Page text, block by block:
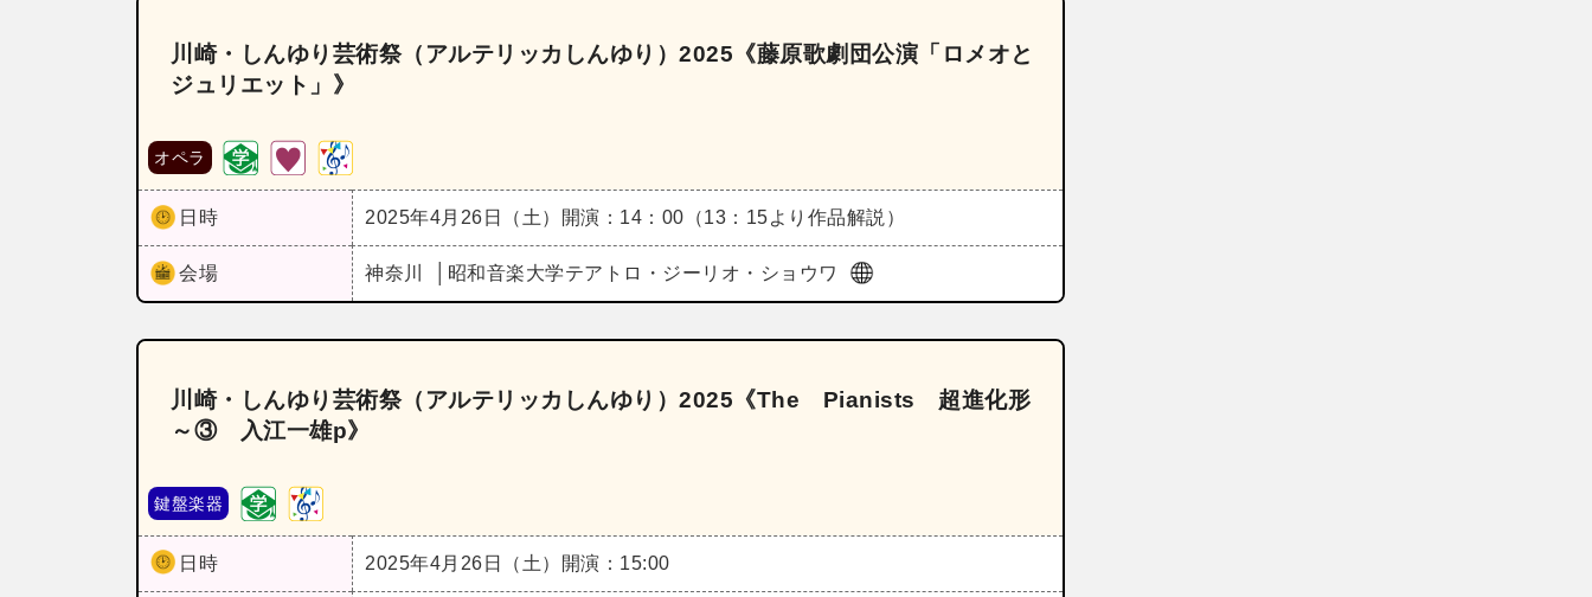
川崎・しんゆり芸術祭（アルテリッカしんゆり）2025《藤原歌劇団公演「ロメオと
ジュリエット」》
オペラ
日時 2025年4月26日（土） 開演：14：00（13：15より作品解説）
会場 神奈川 昭和音楽大学テアトロ・ジーリオ・ショウワ
川崎・しんゆり芸術祭（アルテリッカしんゆり）2025《The Pianists 超進化形
～③ 入江一雄p》
鍵盤楽器
日時 2025年4月26日（土） 開演：15:00